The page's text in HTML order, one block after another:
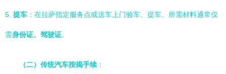
5. 提车 ：在拉萨指定服务点或送车上门验车、提车。所需材料通常仅
需身份证、驾驶证。
（二）传统汽车按揭手续：